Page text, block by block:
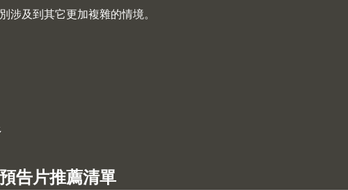
涉及到其它更加複雜的情境。
告片推薦清單